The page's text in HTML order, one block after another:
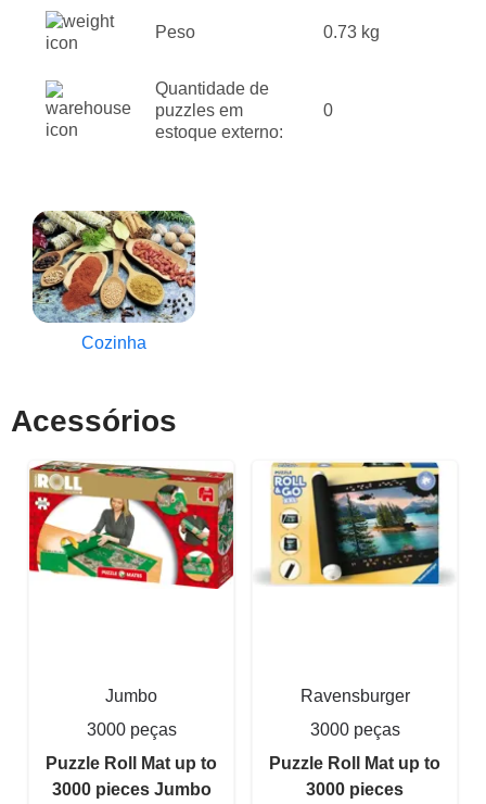
Peso 0.73 kg
Quantidade de
puzzles em
estoque externo:
0
Cozinha
Acessórios
Jumbo
3000 peças
Puzzle Roll Mat up to
3000 pieces Jumbo
Ravensburger
3000 peças
Puzzle Roll Mat up to
3000 pieces